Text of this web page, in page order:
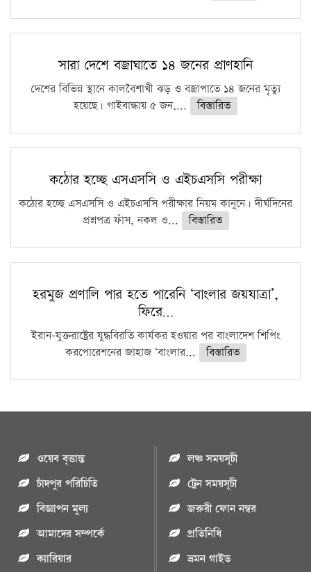
সারা দেশে বজ্রাঘাতে ১৪ জনের প্রাণহানি
দেশের বিভিন্ন স্থানে কালবৈশাখী ঝড় ও বজ্রাপাতে ১৪ জনের মৃত্যু
হয়েছে। গাইবান্ধায় ৫ জন,...
বিস্তারিত
কঠোর হচ্ছে এসএসসি ও এইচএসসি পরীক্ষা
কঠোর হচ্ছে এসএসসি ও এইচএসসি পরীক্ষার নিয়ম কানুনে। দীর্ঘদিনের
প্রশ্নপত্র ফাঁস, নকল ও...
বিস্তারিত
হরমুজ প্রণালি পার হতে পারেনি ‘বাংলার জয়যাত্রা’,
ফিরে…
ইরান-যুক্তরাষ্ট্রের যুদ্ধবিরতি কার্যকর হওয়ার পর বাংলাদেশ শিপিং
করপোরেশনের জাহাজ ‘বাংলার...
বিস্তারিত
ওয়েব বৃত্তান্ত
চাঁদপুর পরিচিতি
বিজ্ঞাপন মুল্য
আমাদের সম্পর্কে
ক্যারিয়ার
লঞ্চ সময়সূচী
ট্রেন সময়সূচী
জরুরী ফোন নম্বর
প্রতিনিধি
ভ্রমন গাইড